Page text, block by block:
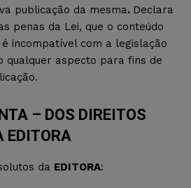
publicação da mesma. Declara
penas da Lei, que o conteúdo
incompatível com a legislação
qualquer aspecto para fins de
– DOS DIREITOS
EDITORA
da EDITORA: